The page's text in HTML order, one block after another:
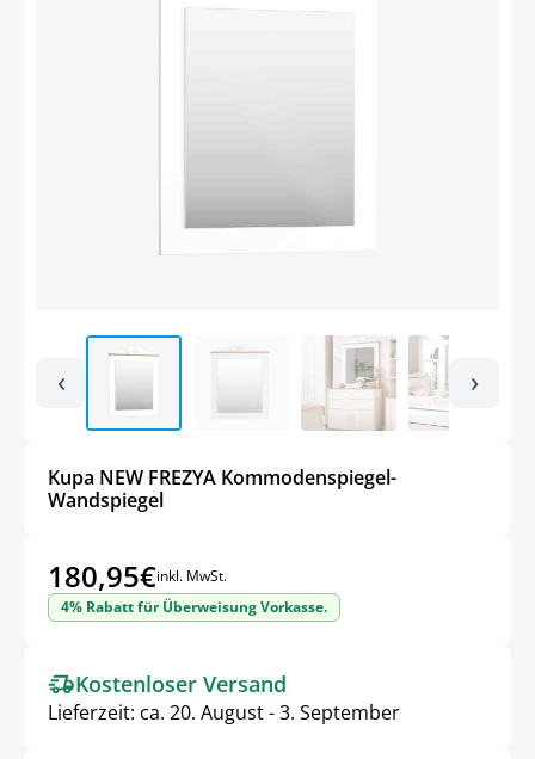
‹ ›
Kupa NEW FREZYA Kommodenspiegel-
Wandspiegel
180,95€inkl. MwSt.
4% Rabatt für Überweisung Vorkasse.
Kostenloser Versand
Lieferzeit: ca. 20. August - 3. September